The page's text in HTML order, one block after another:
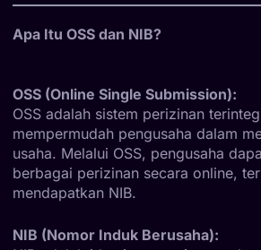
Apa Itu OSS dan NIB?
OSS (Online Single Submission):
OSS adalah sistem perizinan
mempermudah pengusaha dalam
usaha. Melalui OSS, pengusaha
berbagai perizinan secara online,
mendapatkan NIB.
NIB (Nomor Induk Berusaha):